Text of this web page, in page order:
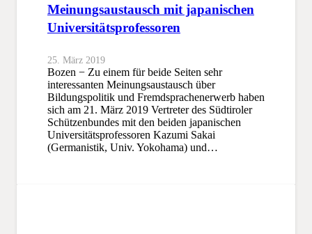
Meinungsaustausch mit japanischen
Universitätsprofessoren
25. März 2019
Bozen − Zu einem für beide Seiten sehr
interessanten Meinungsaustausch über
Bildungspolitik und Fremdsprachenerwerb haben
sich am 21. März 2019 Vertreter des Südtiroler
Schützenbundes mit den beiden japanischen
Universitätsprofessoren Kazumi Sakai
(Germanistik, Univ. Yokohama) und…